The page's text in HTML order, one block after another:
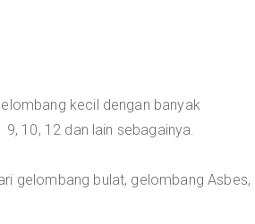
kecil dengan banyak
10, 12 dan lain sebagainya.
gelombang bulat, gelombang Asbes,